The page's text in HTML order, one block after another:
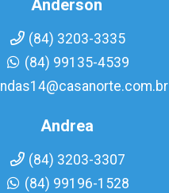
Anderson
(84) 3203-3335
(84) 99135-4539
Andrea
(84) 3203-3307
(84) 99196-1528